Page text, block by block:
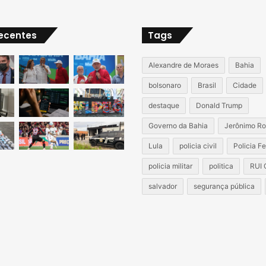
Tags
Alexandre de Moraes Bahia
bolsonaro Brasil Cidade
destaque Donald Trump
Governo da Bahia Jerônimo
Lula policia civil Policia
policia militar politica RUI
salvador segurança pública